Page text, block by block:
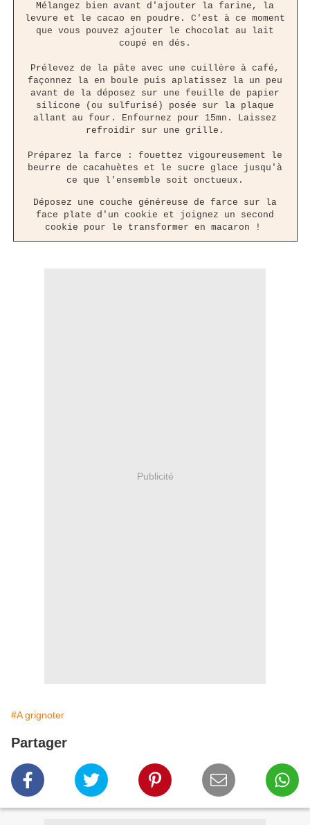
Mélangez bien avant d'ajouter la farine, la
levure et le cacao en poudre. C'est à ce moment
que vous pouvez ajouter le chocolat au lait
coupé en dés.
Prélevez de la pâte avec une cuillère à café,
façonnez la en boule puis aplatissez la un peu
avant de la déposez sur une feuille de papier
silicone (ou sulfurisé) posée sur la plaque
allant au four. Enfournez pour 15mn. Laissez
refroidir sur une grille.
Préparez la farce : fouettez vigoureusement le
beurre de cacahuètes et le sucre glace jusqu'à
ce que l'ensemble soit onctueux.
Déposez une couche généreuse de farce sur la
face plate d'un cookie et joignez un second
cookie pour le transformer en macaron !
Publicité
#A grignoter
Partager